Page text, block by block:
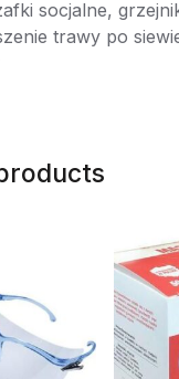
socjalne,
trawy po